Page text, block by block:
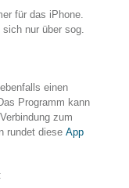
für das iPhone.
nur über sog.
einen
Programm kann
zum
rundet diese App